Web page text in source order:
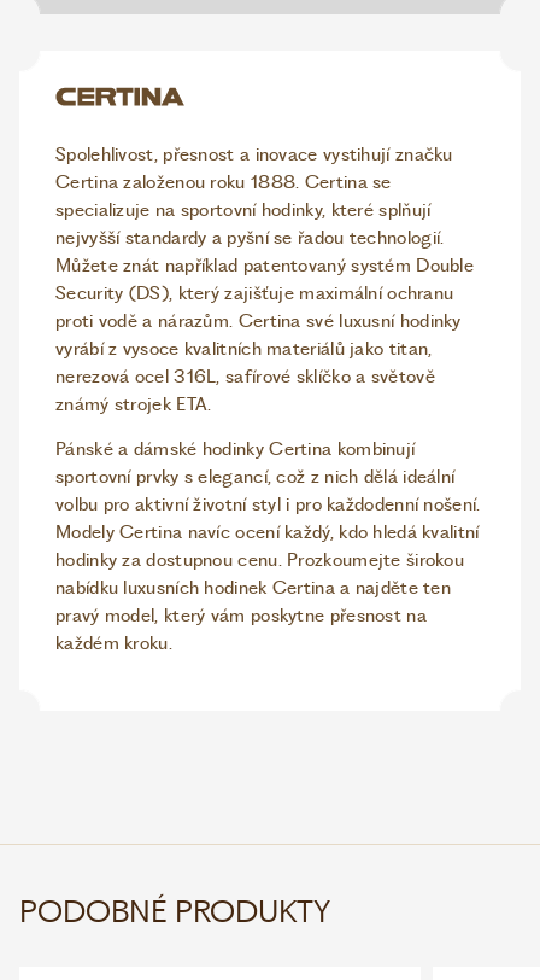
Spolehlivost, přesnost a inovace vystihují značku
Certina založenou roku 1888. Certina se
specializuje na sportovní hodinky, které splňují
nejvyšší standardy a pyšní se řadou technologií.
Můžete znát například patentovaný systém Double
Security (DS), který zajišťuje maximální ochranu
proti vodě a nárazům. Certina své luxusní hodinky
vyrábí z vysoce kvalitních materiálů jako titan,
nerezová ocel 316L, safírové sklíčko a světově
známý strojek ETA.
Pánské a dámské hodinky Certina kombinují
sportovní prvky s elegancí, což z nich dělá ideální
volbu pro aktivní životní styl i pro každodenní nošení.
Modely Certina navíc ocení každý, kdo hledá kvalitní
hodinky za dostupnou cenu. Prozkoumejte širokou
nabídku luxusních hodinek Certina a najděte ten
pravý model, který vám poskytne přesnost na
každém kroku.
PODOBNÉ PRODUKTY